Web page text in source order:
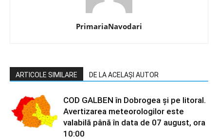
PrimariaNavodari
ARTICOLE SIMILARE DE LA ACELAȘI AUTOR
COD GALBEN în Dobrogea și pe litoral.
Avertizarea meteorologilor este
valabilă până în data de 07 august, ora
10:00